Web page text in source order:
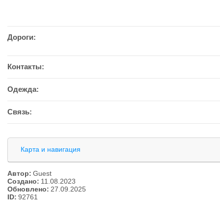
Дороги:
Контакты:
Одежда:
Связь:
Карта и навигация
Автор: Guest
Создано: 11.08.2023
Обновлено: 27.09.2025
ID: 92761